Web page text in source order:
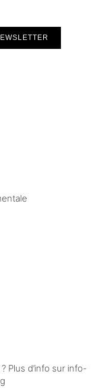
Plus d’info sur info-